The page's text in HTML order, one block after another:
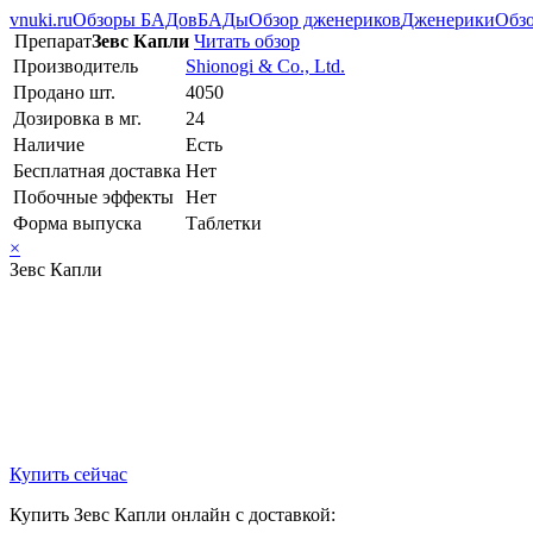
vnuki.ruОбзоры БАДовБАДыОбзор дженериковДженерики
ПрепаратЗевс Капли Читать обзор
Производитель
Shionogi & Co., Ltd.
Продано шт.
4050
Дозировка в мг.
24
Наличие
Есть
Бесплатная доставка Нет
Побочные эффекты Нет
Форма выпуска
Таблетки
×
Зевс Капли
Купить сейчас
Купить Зевс Капли онлайн с доставкой: